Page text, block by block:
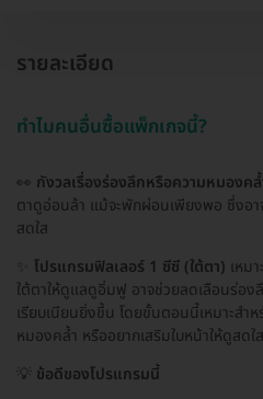
รายละเอียด
ทำไมคนอื่นซื้อแพ็กเกจนี้?
👀 กังวลเรื่องร่องลึกหรือความหมองคล้
ตาดูอ่อนล้า แม้จะพักผ่อนเพียงพอ ซึ่งอา
สดใส
โปรแกรมฟิลเลอร์ 1 ซีซี (ใต้ตา) เหม
ใต้ตาให้ดูแลดูอิ่มฟู อาจช่วยลดเลือนร่อ
เรียบเนียนยิ่งขึ้น โดยขั้นตอนนี้เหมาะส
หมองคล้ำ หรืออยากเสริมใบหน้าให้ดูสด
💡 ข้อดีของโปรแกรมนี้